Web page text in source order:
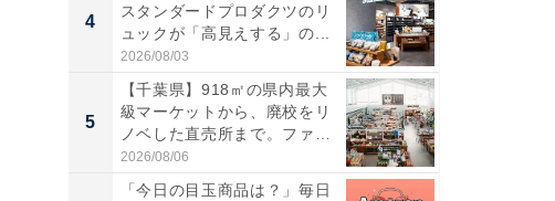
4
スタンダードプロダクツのリ
ュックが「高見えする」の...
2026/08/03
5
【千葉県】918㎡の県内最大
級マーケットから、廃校をリ
ノベした直売所まで。ファ
ー...
2026/08/06
「今日の目玉商品は？」毎日